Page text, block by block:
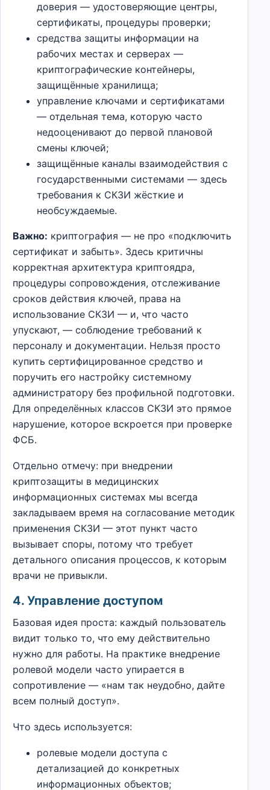
доверия — удостоверяющие центры,
сертификаты, процедуры проверки;
средства защиты информации на
рабочих местах и серверах —
криптографические контейнеры,
защищённые хранилища;
управление ключами и сертификатами
— отдельная тема, которую часто
недооценивают до первой плановой
смены ключей;
защищённые каналы взаимодействия с
государственными системами — здесь
требования к СКЗИ жёсткие и
необсуждаемые.
Важно: криптография — не про «подключить
сертификат и забыть». Здесь критичны
корректная архитектура криптоядра,
процедуры сопровождения, отслеживание
сроков действия ключей, права на
использование СКЗИ — и, что часто
упускают, — соблюдение требований к
персоналу и документации. Нельзя просто
купить сертифицированное средство и
поручить его настройку системному
администратору без профильной подготовки.
Для определённых классов СКЗИ это прямое
нарушение, которое вскроется при проверке
ФСБ.
Отдельно отмечу: при внедрении
криптозащиты в медицинских
информационных системах мы всегда
закладываем время на согласование методик
применения СКЗИ — этот пункт часто
вызывает споры, потому что требует
детального описания процессов, к которым
врачи не привыкли.
4. Управление доступом
Базовая идея проста: каждый пользователь
видит только то, что ему действительно
нужно для работы. На практике внедрение
ролевой модели часто упирается в
сопротивление — «нам так неудобно, дайте
всем полный доступ».
Что здесь используется:
ролевые модели доступа с
детализацией до конкретных
информационных объектов;